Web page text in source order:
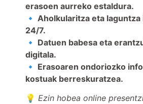
erasoen aurreko estaldura.
🔹 Aholkularitza eta
24/7.
🔹 Datuen babesa eta
digitala.
🔹 Erasoaren ondoriozko
kostuak berreskuratzea.
💡 Ezin hobea online